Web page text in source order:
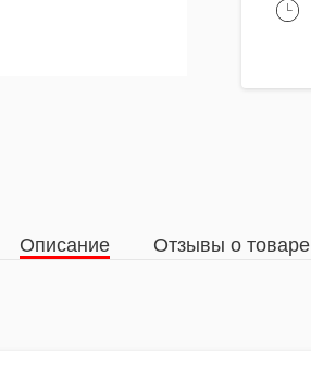
Описание Отзывы о товаре